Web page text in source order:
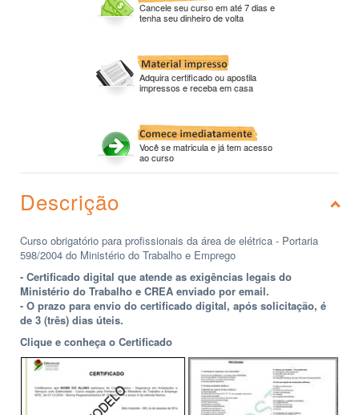
Cancele seu curso em até 7 dias e
tenha seu dinheiro de volta
Adquira certificado ou apostila
impressos e receba em casa
Você se matricula e já tem acesso
ao curso
Descrição
Curso obrigatório para profissionais da área de elétrica - Portaria
598/2004 do Ministério do Trabalho e Emprego
- Certificado digital que atende as exigências legais do
Ministério do Trabalho e CREA enviado por email.
- O prazo para envio do certificado digital, após solicitação, é
de 3 (três) dias úteis.
Clique e conheça o Certificado